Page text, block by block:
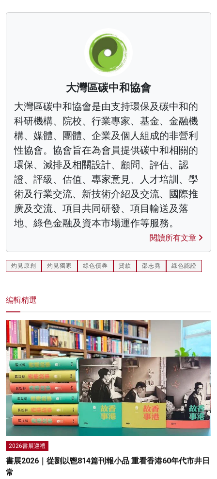
大灣區碳中和協會
大灣區碳中和協會是由支持環保及碳中和的
科研機構、院校、行業專家、基金、金融機
構、媒體、團體、企業及個人組成的非營利
性協會。協會旨在為會員提供碳中和相關的
環保、減排及相關設計、顧問、評估、認
證、評級、估值、專家意見、人才培訓、學
術及行業交流、新技術介紹及交流、國際推
廣及交流、項目共同研發、項目輸送及落
地、綠色金融及資本市場運作等服務。
閱讀所有文章
灼見原創 灼見獨家 綠色債券 貸款 邵志堯 綠色認證
編輯精選
2026書展巡禮
書展2026｜從劉以鬯814篇刊報小品 重看香港60年代市井日
常